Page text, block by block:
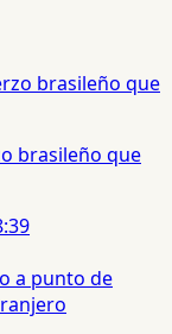
brasileño que